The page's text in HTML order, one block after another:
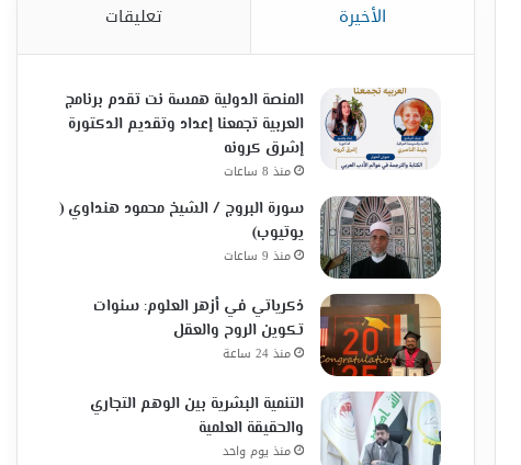
الأخيرة تعليقات
المنصة الدولية همسة نت تقدم برنامج
العربية تجمعنا إعداد وتقديم الدكتورة
إشرق كرونه
منذ 8 ساعات
سورة البروج / الشيخ محمود هنداوي (
يوتيوب)
منذ 9 ساعات
ذكرياتي في أزهر العلوم: سنوات
تكوين الروح والعقل
منذ 24 ساعة
التنمية البشرية بين الوهم التجاري
والحقيقة العلمية
منذ يوم واحد